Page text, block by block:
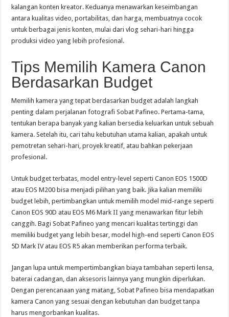
kalangan konten kreator. Keduanya menawarkan keseimbangan
antara kualitas video, portabilitas, dan harga, membuatnya cocok
untuk berbagai jenis konten, mulai dari vlog sehari-hari hingga
produksi video yang lebih profesional.
Tips Memilih Kamera Canon
Berdasarkan Budget
Memilih kamera yang tepat berdasarkan budget adalah langkah
penting dalam perjalanan fotografi Sobat Pafineo. Pertama-tama,
tentukan berapa banyak yang kalian bersedia keluarkan untuk sebuah
kamera. Setelah itu, cari tahu kebutuhan utama kalian, apakah untuk
pemotretan sehari-hari, proyek kreatif, atau bahkan pekerjaan
profesional.
Untuk budget terbatas, model entry-level seperti Canon EOS 1500D
atau EOS M200 bisa menjadi pilihan yang baik. Jika kalian memiliki
budget lebih, pertimbangkan untuk memilih model mid-range seperti
Canon EOS 90D atau EOS M6 Mark II yang menawarkan fitur lebih
canggih. Bagi Sobat Pafineo yang mencari kualitas tertinggi dan
memiliki budget yang lebih besar, model high-end seperti Canon EOS
5D Mark IV atau EOS R5 akan memberikan performa terbaik.
Jangan lupa untuk mempertimbangkan biaya tambahan seperti lensa,
baterai cadangan, dan aksesoris lainnya yang mungkin diperlukan.
Dengan perencanaan yang matang, Sobat Pafineo bisa mendapatkan
kamera Canon yang sesuai dengan kebutuhan dan budget tanpa
harus mengorbankan kualitas.